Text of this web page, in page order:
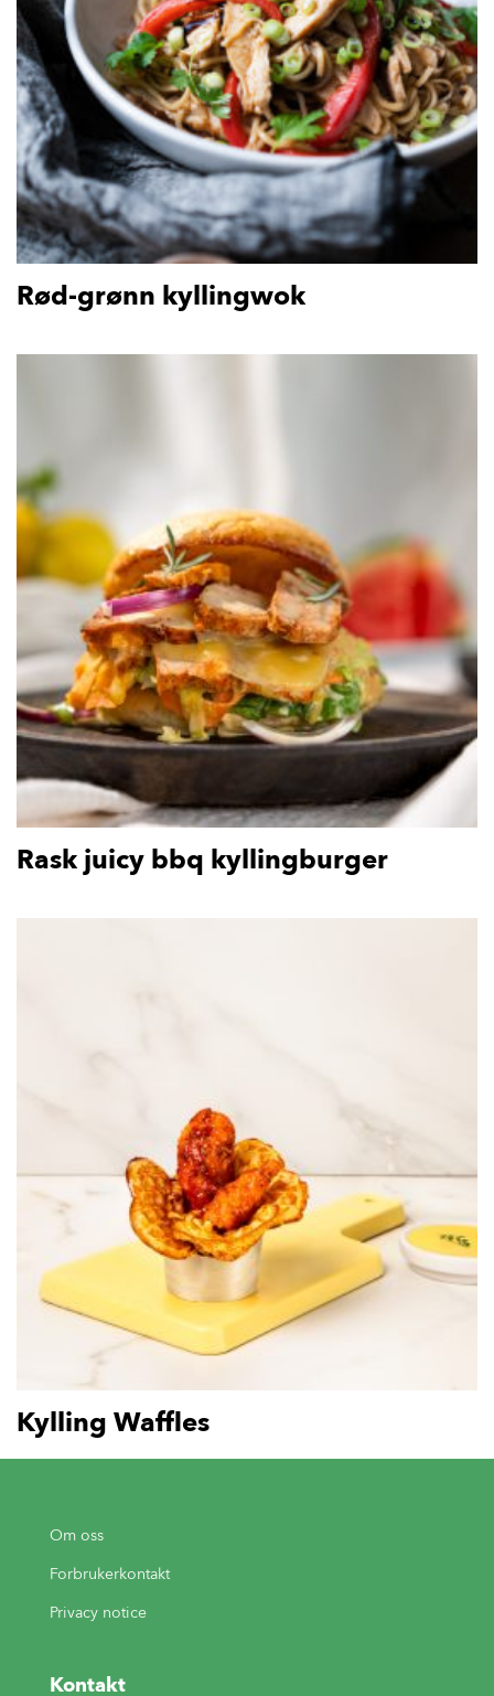
Rød-grønn kyllingwok
Rask juicy bbq kyllingburger
Kylling Waffles
Om oss
Forbrukerkontakt
Privacy notice
Kontakt